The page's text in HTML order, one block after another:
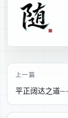
上一篇
平正阔达之道